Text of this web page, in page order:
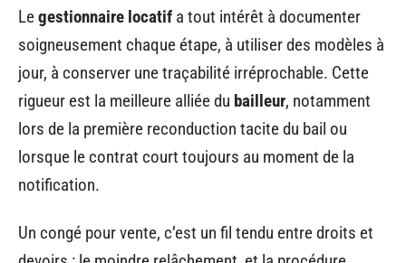
Legestionnaire locatif a tout intérêt à documenter
soigneusement chaque étape, à utiliser des modèles à
jour, à conserver une traçabilité irréprochable. Cette
rigueur est la meilleure alliée du bailleur, notamment
lors de la première reconduction tacite du bail ou
lorsque le contrat court toujours au moment de la
notification.
Un congé pour vente, c’est un fil tendu entre droits et